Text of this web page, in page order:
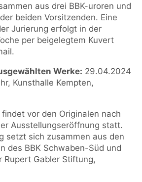
aus drei BBK-uroren und
beiden Vorsitzenden. Eine
Jurierung erfolgt in der
per beigelegtem Kuvert
Werke: 29.04.2024
Kunsthalle Kempten,
findet vor den Originalen nach
Ausstellungseröffnung statt.
setzt sich zusammen aus den
des BBK Schwaben-Süd und
Rupert Gabler Stiftung,